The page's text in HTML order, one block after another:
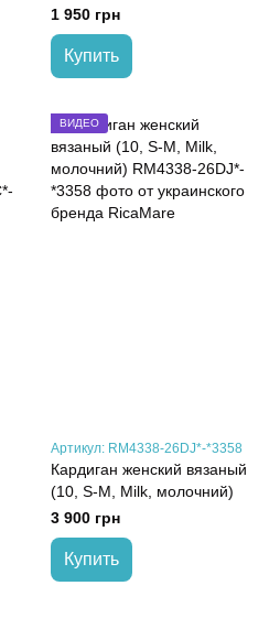
black, чорний)
1 950 грн
Купить
ВИДЕО
Артикул: RM4338-26DJ*-*3358
Кардиган женский вязаный
(10, S-M, Milk, молочний)
3 900 грн
Купить